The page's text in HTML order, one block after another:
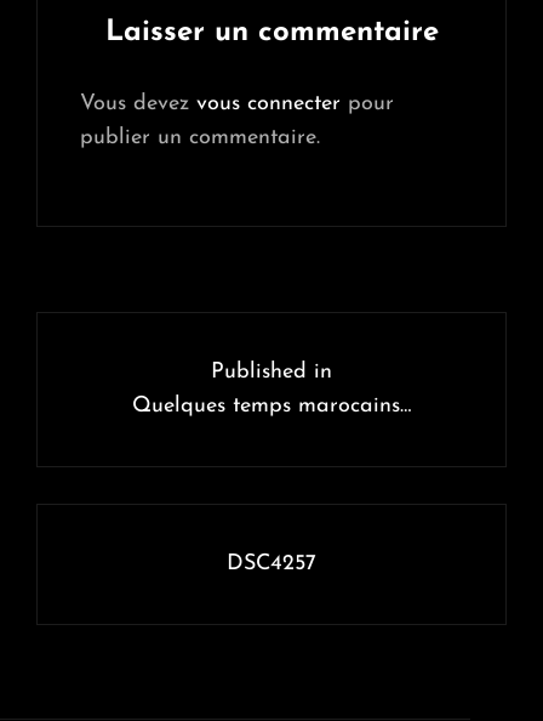
Laisser un commentaire
Vous devez vous connecter pour
publier un commentaire.
l’article
Published in
Quelques temps marocains…
DSC4257